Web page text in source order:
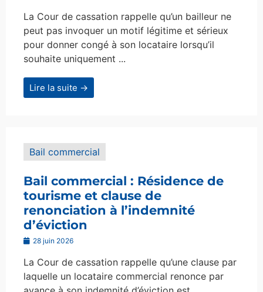
La Cour de cassation rappelle qu’un bailleur ne
peut pas invoquer un motif légitime et sérieux
pour donner congé à son locataire lorsqu’il
souhaite uniquement ...
Lire la suite →
Bail commercial
Bail commercial : Résidence de
tourisme et clause de
renonciation à l’indemnité
d’éviction
28 juin 2026
La Cour de cassation rappelle qu’une clause par
laquelle un locataire commercial renonce par